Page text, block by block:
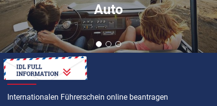
Auto
ANLEITUNG
Internationalen Führerschein online beantragen